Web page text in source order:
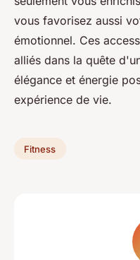
vous favorisez aussi
émotionnel. Ces
alliés dans la quête
élégance et énergie
expérience de vie.
Fitness